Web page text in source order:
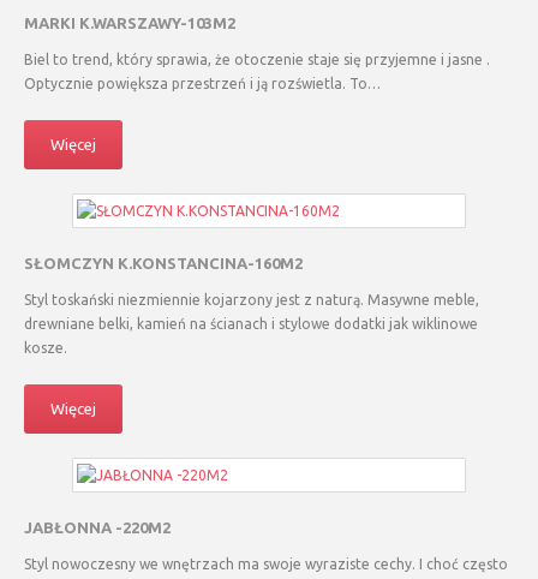
MARKI K.WARSZAWY-103M2
Biel to trend, który sprawia, że otoczenie staje się przyjemne i jasne .
Optycznie powiększa przestrzeń i ją rozświetla. To…
Więcej
SŁOMCZYN K.KONSTANCINA-160M2
Styl toskański niezmiennie kojarzony jest z naturą. Masywne meble,
drewniane belki, kamień na ścianach i stylowe dodatki jak wiklinowe
kosze.
Więcej
JABŁONNA -220M2
Styl nowoczesny we wnętrzach ma swoje wyraziste cechy. I choć często